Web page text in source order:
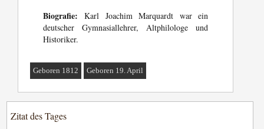
Biografie: Karl Joachim Marquardt war ein
deutscher Gymnasiallehrer, Altphilologe und
Historiker.
Geboren 1812 Geboren 19. April
Zitat des Tages